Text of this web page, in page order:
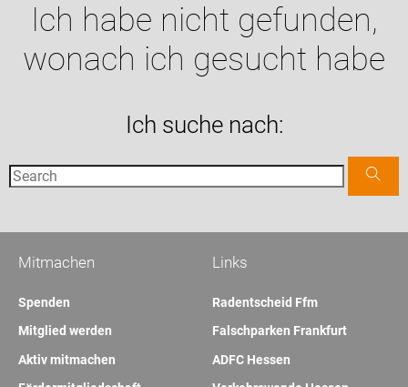
Ich habe nicht gefunden,
wonach ich gesucht habe
Ich suche nach:
Links
Radentscheid Ffm
Falschparken Frankfurt
ADFC Hessen
Mitmachen
Spenden
Mitglied werden
Aktiv mitmachen